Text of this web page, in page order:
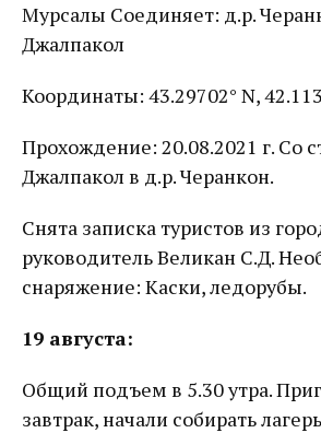
Мурсалы Соединяет: д.р.
Джалпакол
Координаты: 43.29702° N,
Прохождение: 20.08.2021 г. Со
Джалпакол в д.р. Черанкон.
Снята записка туристов из
руководитель Великан С.Д.
снаряжение: Каски, ледорубы.
19 августа:
Общий подъем в 5.30 утра.
завтрак, начали собирать